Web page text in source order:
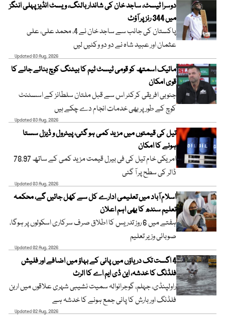
دوسرا ٹیسٹ، ساجد خان کی شاندار بالنگ، ویسٹ انڈیز پہلی اننگز
میں 344 رنز پر آؤٹ
پاکستان کی جانب سے ساجد خان نے 4، محمد علی، علی
عثمان اور عبید شاہ نے دو دو وکٹیں لیں
Updated 03 Aug, 2026
مائیک اسمتھ کو قومی ٹیسٹ ٹیم کا بیٹنگ کوچ بنائے جانے کا
قوی امکان
جنوبی افریقی کرکٹر اس سے قبل ملتان سلطانز کے اسسٹنٹ
کوچ کے طور پر بھی خدمات انجام دے چکے ہیں
Updated 03 Aug, 2026
تیل کی قیمتوں میں مزید کمی ہو گئی، پیٹرول و ڈیزل سستا
ہونے کا امکان
امریکی خام تیل کی فی بیرل قیمت مزید کمی کے ساتھ 78.97
ڈالر کی سطح پر آ گئی
Updated 03 Aug, 2026
اسلام آباد میں تعلیمی ادارے کل سے کھل جائیں گے، محکمہ
تعلیم سندھ کا بھی اہم اعلان
ہفتے میں 6 روز تدریس کا اطلاق صرف سرکاری اسکولوں پر ہوگا،
صوبائی وزیر تعلیم
Updated 02 Aug, 2026
4 اگست تک دریاؤں میں پانی کے بہاؤ میں اضافے اور فلیش
فلڈنگ کا خدشہ، این ڈی ایم اے کا الرٹ
راولپنڈی، جہلم، گوجرانوالہ سمیت نشیبی شہری علاقوں میں اربن
فلڈنگ اور بارش کا پانی جمع ہونے کا خدشہ ہے
Updated 02 Aug, 2026